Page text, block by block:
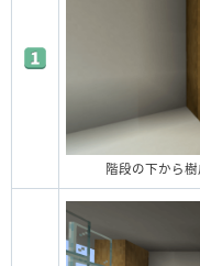
階段の下から